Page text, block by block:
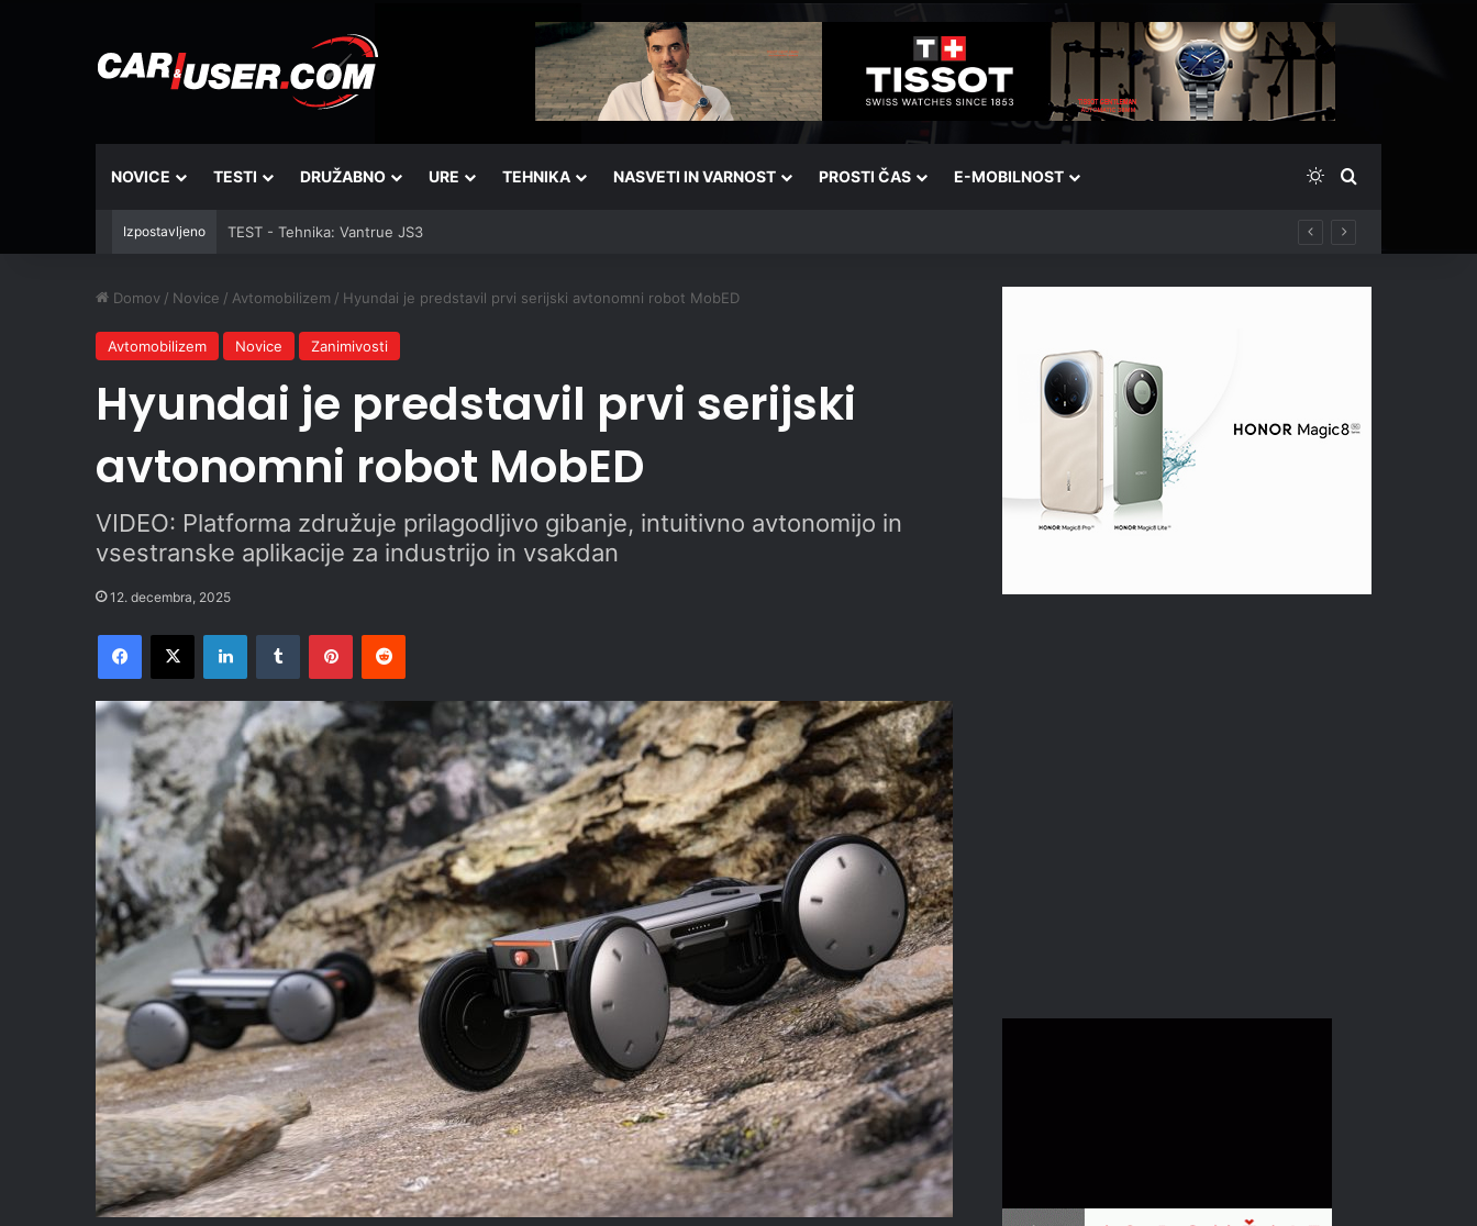
NOVICE TESTI DRUŽABNO URE TEHNIKA NASVETI IN VARNOST PROSTI ČAS E-MOBILNOST Switch skin
Išči
Izpostavljeno TEST - Tehnika: Vantrue JS3
Domov / Novice / Avtomobilizem / Hyundai je predstavil prvi serijski avtonomni robot MobED
Avtomobilizem Novice Zanimivosti
Hyundai je predstavil prvi serijski
avtonomni robot MobED
VIDEO: Platforma združuje prilagodljivo gibanje, intuitivno avtonomijo in
vsestranske aplikacije za industrijo in vsakdan
12. decembra, 2025
Facebook
X LinkedInTumblr PinterestReddit